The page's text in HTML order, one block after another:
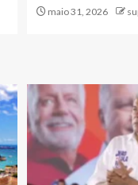
maio 31, 2026